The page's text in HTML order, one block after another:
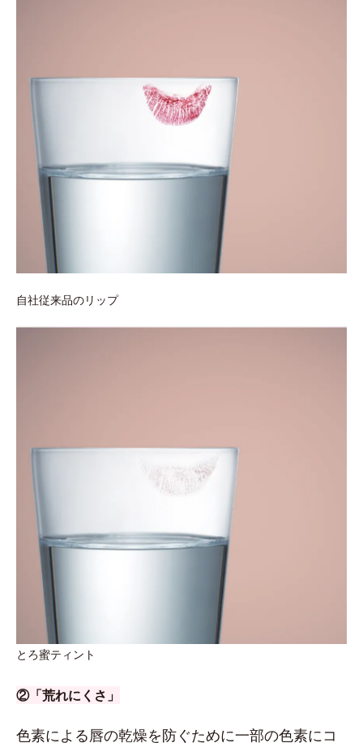
自社従来品のリップ
とろ蜜ティント
②「荒れにくさ」
色素による唇の乾燥を防ぐために一部の色素にコ